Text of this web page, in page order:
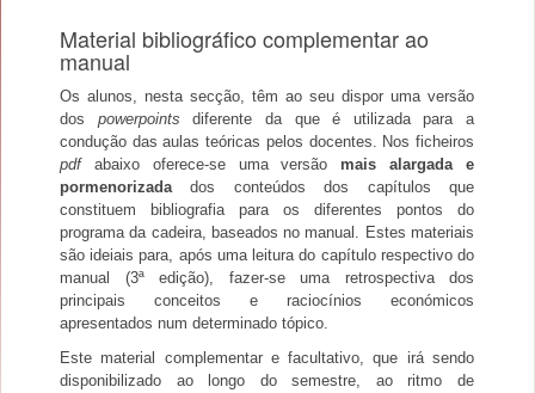
Material bibliográfico complementar ao
manual
Os alunos, nesta secção, têm ao seu dispor uma versão
dos powerpoints diferente da que é utilizada para a
condução das aulas teóricas pelos docentes. Nos ficheiros
pdfabaixo oferece-se uma versão mais alargada e
pormenorizadados conteúdos dos capítulos que
constituem bibliografia para os diferentes pontos do
programa da cadeira, baseados no manual. Estes materiais
são ideiais para, após uma leitura do capítulo respectivo do
manual (3ª edição), fazer-se uma retrospectiva dos
principais conceitos e raciocínios económicos
apresentados num determinado tópico.
Este material complementar e facultativo, que irá sendo
disponibilizado ao longo do semestre, ao ritmo de